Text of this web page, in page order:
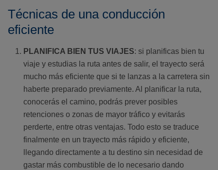
Técnicas de una conducción
eficiente
PLANIFICA BIEN TUS VIAJES: si planificas bien tu
viaje y estudias la ruta antes de salir, el trayecto será
mucho más eficiente que si te lanzas a la carretera sin
haberte preparado previamente. Al planificar la ruta,
conocerás el camino, podrás prever posibles
retenciones o zonas de mayor tráfico y evitarás
perderte, entre otras ventajas. Todo esto se traduce
finalmente en un trayecto más rápido y eficiente,
llegando directamente a tu destino sin necesidad de
gastar más combustible de lo necesario dando